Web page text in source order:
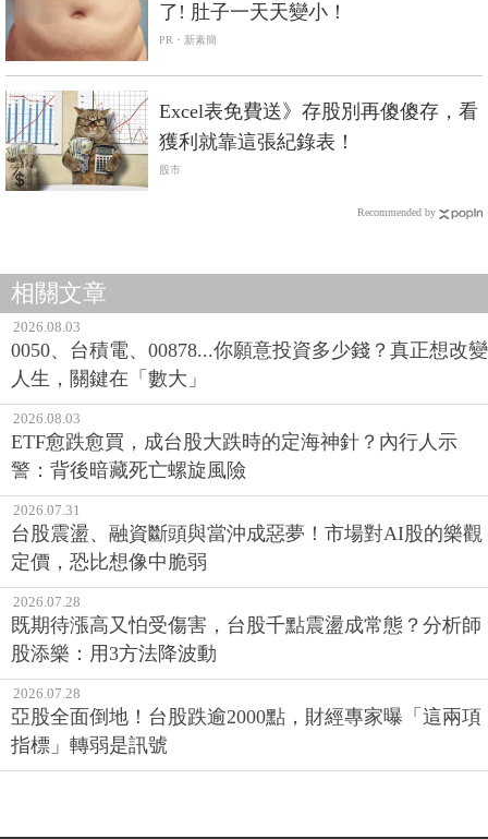
了! 肚子一天天變小！
PR・新素簡
Excel表免費送》存股別再傻傻存，看
獲利就靠這張紀錄表！
股市
Recommended by
相關文章
2026.08.03
0050、台積電、00878...你願意投資多少錢？真正想改變
人生，關鍵在「數大」
2026.08.03
ETF愈跌愈買，成台股大跌時的定海神針？內行人示
警：背後暗藏死亡螺旋風險
2026.07.31
台股震盪、融資斷頭與當沖成惡夢！市場對AI股的樂觀
定價，恐比想像中脆弱
2026.07.28
既期待漲高又怕受傷害，台股千點震盪成常態？分析師
股添樂：用3方法降波動
2026.07.28
亞股全面倒地！台股跌逾2000點，財經專家曝「這兩項
指標」轉弱是訊號